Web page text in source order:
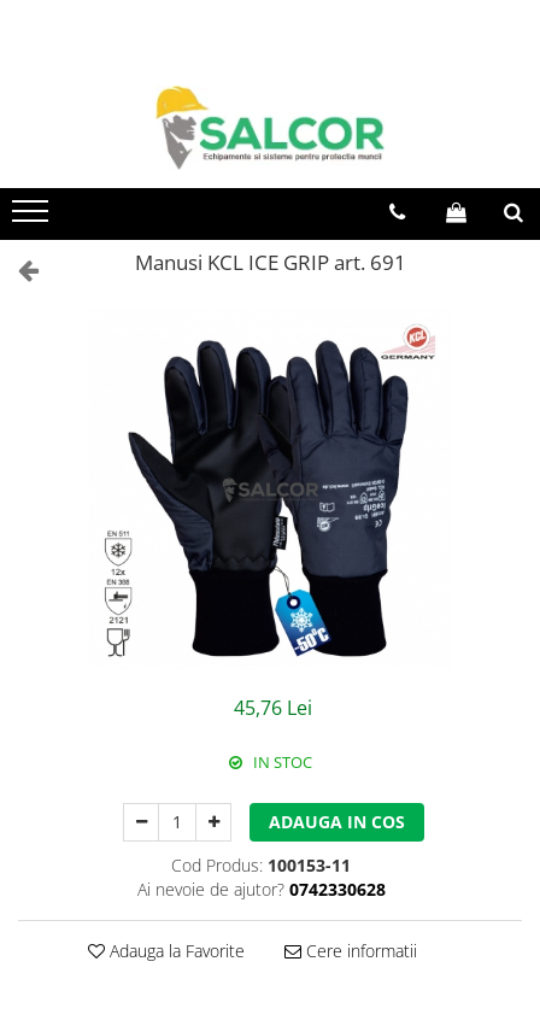
Articole unica folosinta
Camasi
Imbracaminte Femei
Jachete de iarna
Jachete/Bluze Salopeta
Pantaloni cu pieptar
Pantaloni de lucru
Reflectorizante
Sorturi de protectie
Manusi KCL ICE GRIP art. 691
45,76 Lei
IN STOC
ADAUGA IN COS
Cod Produs: 100153-11
Ai nevoie de ajutor? 0742330628
Adauga la Favorite Cere informatii